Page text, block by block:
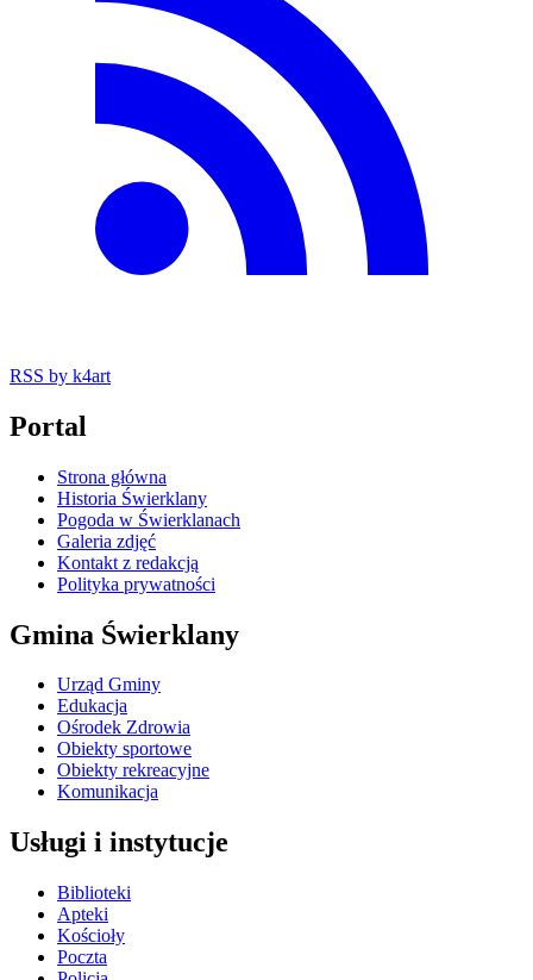
RSS by k4art
Portal
Strona główna
Historia Świerklany
Pogoda w Świerklanach
Galeria zdjęć
Kontakt z redakcją
Polityka prywatności
Gmina Świerklany
Urząd Gminy
Edukacja
Ośrodek Zdrowia
Obiekty sportowe
Obiekty rekreacyjne
Komunikacja
Usługi i instytucje
Biblioteki
Apteki
Kościoły
Poczta